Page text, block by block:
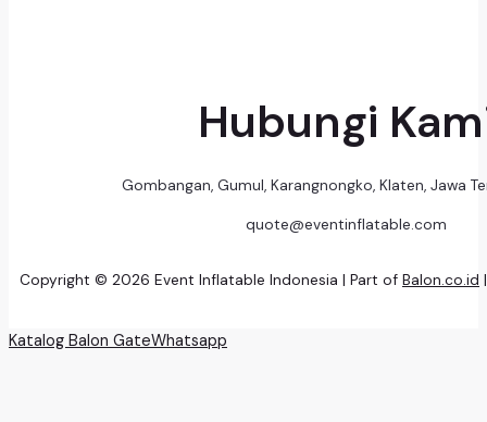
Hubungi
Gombangan, Gumul, Karangnongko, Klaten, Jawa
quote@eventinflatable.com
Copyright © 2026 Event Inflatable Indonesia | Part of Balon.co.id
Katalog Balon GateWhatsapp